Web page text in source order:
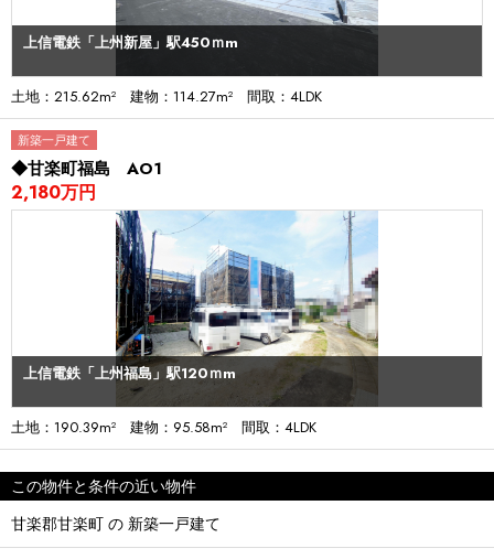
上信電鉄「上州新屋」駅450ｍm
土地：215.62m² 建物：114.27m² 間取：4LDK
新築一戸建て
◆甘楽町福島 AO1
2,180万円
上信電鉄「上州福島」駅120ｍm
土地：190.39m² 建物：95.58m² 間取：4LDK
この物件と条件の近い物件
甘楽郡甘楽町 の 新築一戸建て